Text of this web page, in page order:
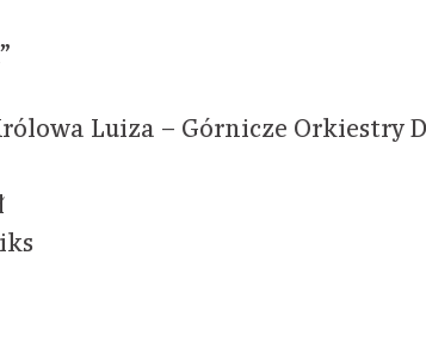
Luiza – Górnicze Orkiestry